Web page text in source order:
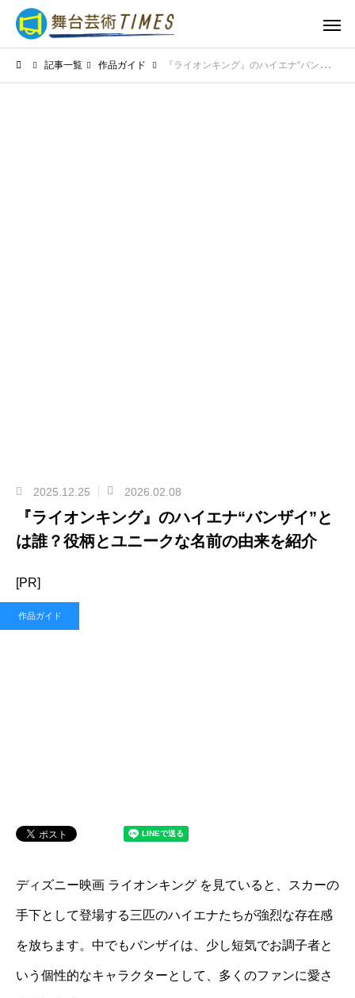
記事一覧 作品ガイド 『ライオンキング』のハイエナ“バンザイ”とは誰？役柄とユニークな名前の由来を紹介
2025.12.25 2026.02.08
『ライオンキング』のハイエナ“バンザイ”と
は誰？役柄とユニークな名前の由来を紹介
[PR]
作品ガイド
ディズニー映画 ライオンキング を見ていると、スカーの
手下として登場する三匹のハイエナたちが強烈な存在感
を放ちます。中でもバンザイは、少し短気でお調子者と
いう個性的なキャラクターとして、多くのファンに愛さ